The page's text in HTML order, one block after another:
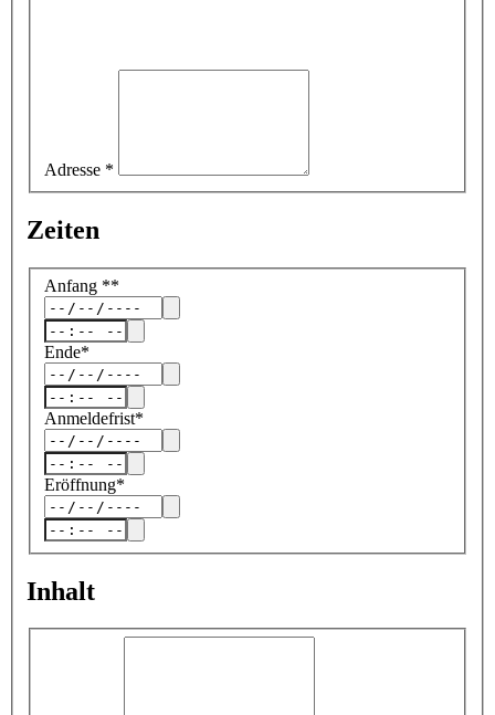
Adresse *
Zeiten
Anfang **
Ende*
Anmeldefrist*
Eröffnung*
Inhalt